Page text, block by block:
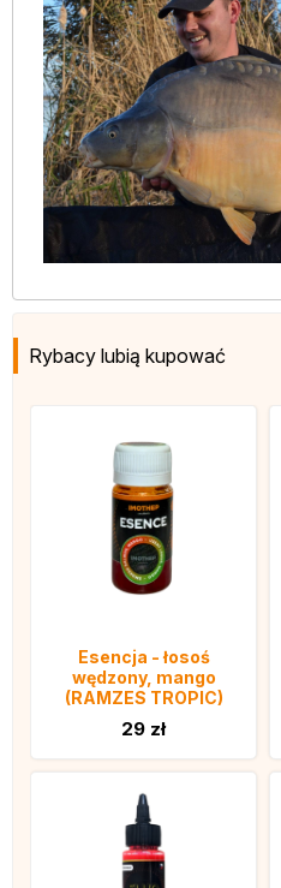
Rybacy lubią kupować
Esencja - łosoś
wędzony, mango
(RAMZES TROPIC)
29 zł